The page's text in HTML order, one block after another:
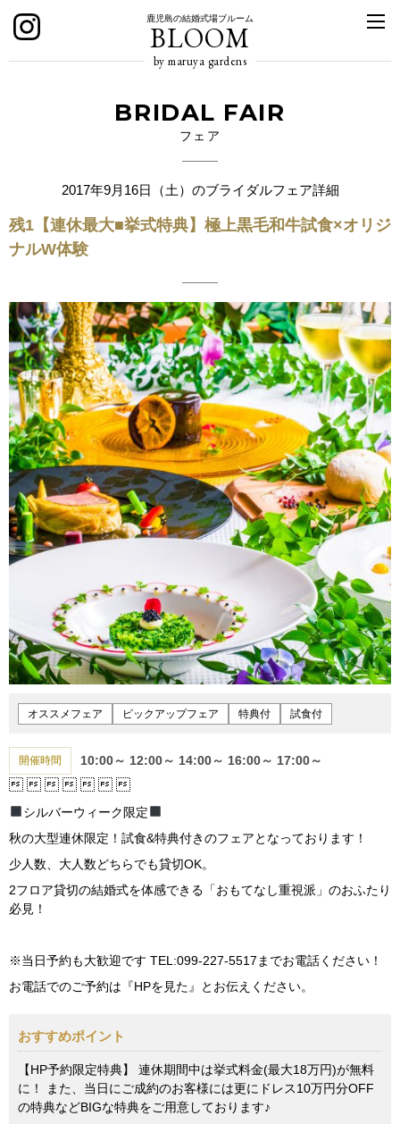
鹿児島の結婚式場ブルーム
BLOOM
by maruya gardens
BRIDAL FAIR
フェア
2017年9月16日（土）のブライダルフェア詳細
残1【連休最大■挙式特典】極上黒毛和牛試食×オリジ
ナルW体験
オススメフェア ピックアップフェア 特典付 試食付
開催時間 10:00～ 12:00～ 14:00～ 16:00～ 17:00～
シルバーウィーク限定
秋の大型連休限定！試食&特典付きのフェアとなっております！
少人数、大人数どちらでも貸切OK。
2フロア貸切の結婚式を体感できる「おもてなし重視派」のおふたり
必見！
※当日予約も大歓迎です TEL:099-227-5517までお電話ください！
お電話でのご予約は『HPを見た』とお伝えください。
おすすめポイント
【HP予約限定特典】 連休期間中は挙式料金(最大18万円)が無料
に！ また、当日にご成約のお客様には更にドレス10万円分OFF
の特典などBIGな特典をご用意しております♪